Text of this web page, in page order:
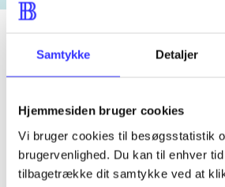
Samtykke Detaljer
Hjemmesiden bruger cookies
Vi bruger cookies til besøgsstatistik
brugervenlighed. Du kan til enhver
tilbagetrække dit samtykke ved at
Artiklen er en del af
lorem ipsum dolor sit amet ...
Tidsskrift